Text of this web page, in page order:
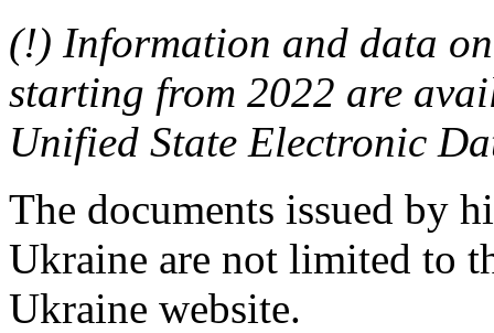
(!) Information and data
starting from 2022 are
Unified State Electronic
The documents issued by
Ukraine are not limited to
Ukraine website.